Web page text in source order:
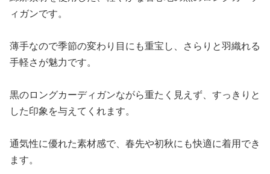
ィガンです。
薄手なので季節の変わり目にも重宝し、さらりと羽織れる
手軽さが魅力です。
黒のロングカーディガンながら重たく見えず、すっきりと
した印象を与えてくれます。
通気性に優れた素材感で、春先や初秋にも快適に着用でき
ます。